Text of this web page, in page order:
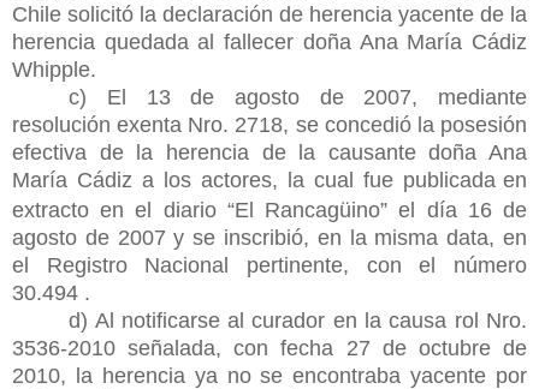
Chile solicitó la declaración de herencia yacente de la
herencia quedada al fallecer doña Ana María Cádiz
Whipple.
c) El 13 de agosto de 2007, mediante
resolución exenta Nro. 2718, se concedió la posesión
efectiva de la herencia de la causante doña Ana
María Cádiz a los actores, la cual fue publicada en
extracto en el diario “El Rancagüino” el día 16 de
agosto de 2007 y se inscribió, en la misma data, en
el Registro Nacional pertinente, con el número
30.494 .
d) Al notificarse al curador en la causa rol Nro.
3536-2010 señalada, con fecha 27 de octubre de
2010, la herencia ya no se encontraba yacente por